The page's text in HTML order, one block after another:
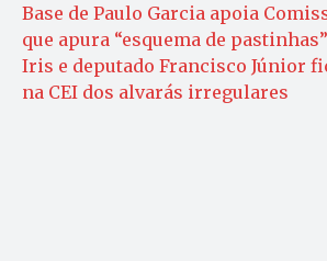
Base de Paulo Garcia apoia
que apura “esquema de pastinhas”
Iris e deputado Francisco Júnior
na CEI dos alvarás irregulares